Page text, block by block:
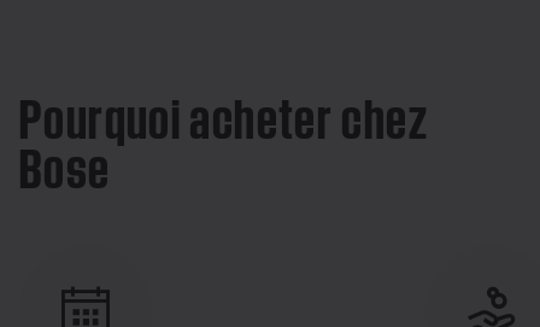
Pourquoi acheter chez
Bose